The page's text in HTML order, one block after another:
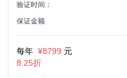
验证时间：
保证金额
每年 ¥8799 元
8.25折